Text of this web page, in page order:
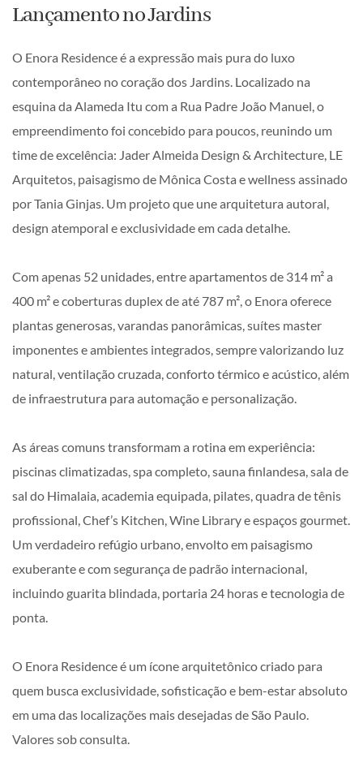
Lançamento no Jardins
O Enora Residence é a expressão mais pura do luxo
contemporâneo no coração dos Jardins. Localizado na
esquina da Alameda Itu com a Rua Padre João Manuel, o
empreendimento foi concebido para poucos, reunindo um
time de excelência: Jader Almeida Design & Architecture, LE
Arquitetos, paisagismo de Mônica Costa e wellness assinado
por Tania Ginjas. Um projeto que une arquitetura autoral,
design atemporal e exclusividade em cada detalhe.
Com apenas 52 unidades, entre apartamentos de 314 m² a
400 m² e coberturas duplex de até 787 m², o Enora oferece
plantas generosas, varandas panorâmicas, suítes master
imponentes e ambientes integrados, sempre valorizando luz
natural, ventilação cruzada, conforto térmico e acústico, além
de infraestrutura para automação e personalização.
As áreas comuns transformam a rotina em experiência:
piscinas climatizadas, spa completo, sauna finlandesa, sala de
sal do Himalaia, academia equipada, pilates, quadra de tênis
profissional, Chef’s Kitchen, Wine Library e espaços gourmet.
Um verdadeiro refúgio urbano, envolto em paisagismo
exuberante e com segurança de padrão internacional,
incluindo guarita blindada, portaria 24 horas e tecnologia de
ponta.
O Enora Residence é um ícone arquitetônico criado para
quem busca exclusividade, sofisticação e bem-estar absoluto
em uma das localizações mais desejadas de São Paulo.
Valores sob consulta.